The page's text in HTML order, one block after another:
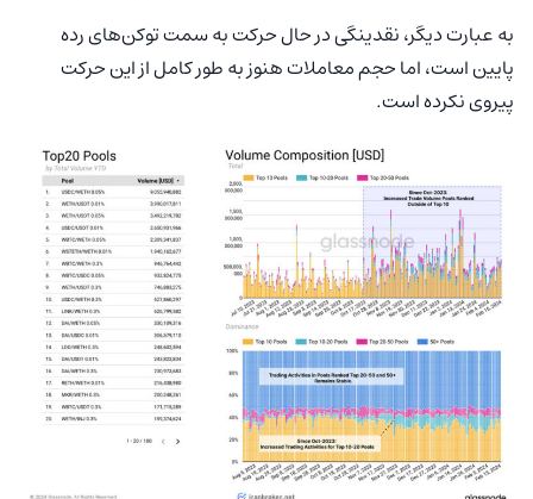
به عبارت دیگر، نقدینگی در حال حرکت به سمت توکن‌های رده
پایین است، اما حجم معاملات هنوز به طور کامل از این حرکت
پیروی نکرده است.